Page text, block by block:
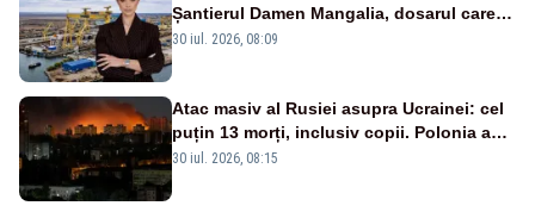
Șantierul Damen Mangalia, dosarul care
scufundă apărarea României
30 iul. 2026, 08:09
Atac masiv al Rusiei asupra Ucrainei: cel
puțin 13 morți, inclusiv copii. Polonia a
ridicat avioanele de vânătoare
30 iul. 2026, 08:15